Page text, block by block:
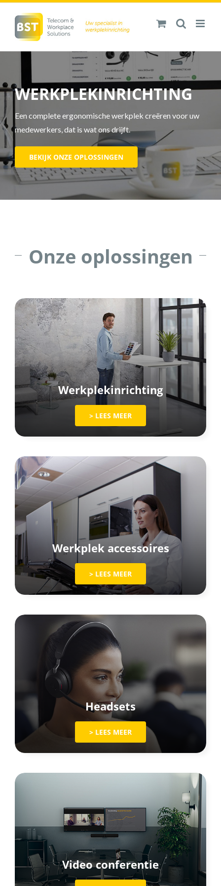
inhoud
WERKPLEKINRICHTING
Een complete ergonomische werkplek creëren voor uw
medewerkers, dat is wat ons drijft.
BEKIJK ONZE OPLOSSINGEN
Onze oplossingen
Werkplekinrichting
> LEES MEER
Werkplek accessoires
> LEES MEER
Headsets
> LEES MEER
Video conferentie